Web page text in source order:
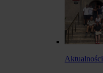
Aktualności